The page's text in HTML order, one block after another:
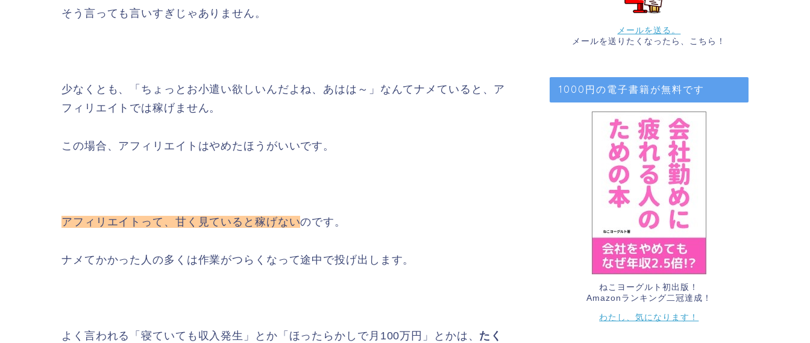
そう言っても言いすぎじゃありません。
少なくとも、「ちょっとお小遣い欲しいんだよね、あはは～」なんてナメていると、ア
フィリエイトでは稼げません。
この場合、アフィリエイトはやめたほうがいいです。
アフィリエイトって、甘く見ていると稼げないのです。
ナメてかかった人の多くは作業がつらくなって途中で投げ出します。
よく言われる「寝ていても収入発生」とか「ほったらかしで月100万円」とかは、 たく
メールを送る。
メールを送りたくなったら、こちら！
1000円の電子書籍が無料です
ねこヨーグルト初出版！
Amazonランキング二冠達成！
わたし、気になります！